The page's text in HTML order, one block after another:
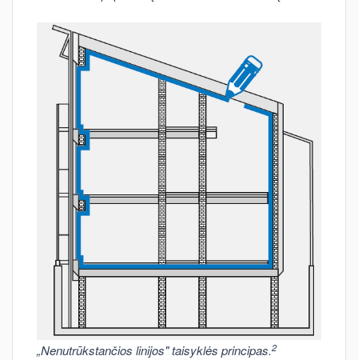
„Nenutrūkstančios linijos" taisyklės principas.2